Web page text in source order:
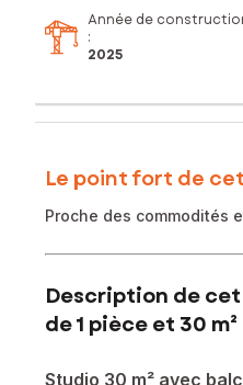
Année de
:
2025
Le point fort de
Proche des commodités
Description de
de 1 pièce et 30 m²
Studio 30 m² avec